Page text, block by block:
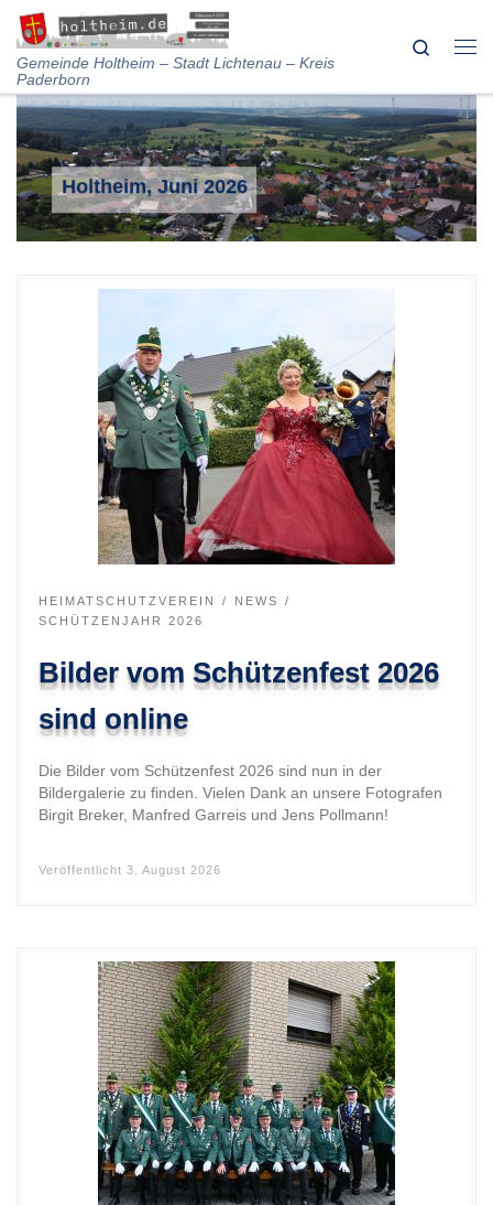
Skip to content
Gemeinde Holtheim – Stadt Lichtenau – Kreis
Paderborn
Search
Holtheim, Juni 2026
HEIMATSCHUTZVEREIN
NEWS
SCHÜTZENJAHR 2026
Bilder vom Schützenfest 2026
sind online
Die Bilder vom Schützenfest 2026 sind nun in der
Bildergalerie zu finden. Vielen Dank an unsere Fotografen
Birgit Breker, Manfred Garreis und Jens Pollmann!
Veröffentlicht 3. August 2026